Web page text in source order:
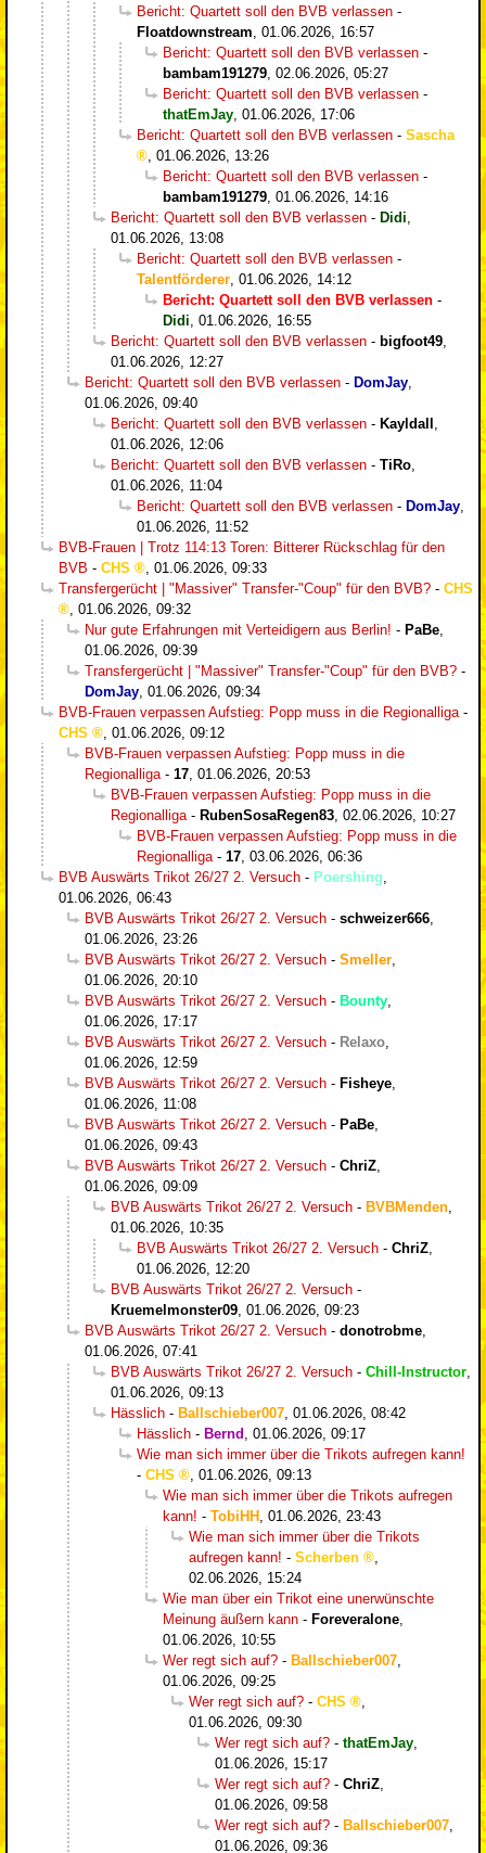
Bericht: Quartett soll den BVB verlassen -
Floatdownstream 01.06.2026, 16:57
Bericht: Quartett soll den BVB verlassen -
bambam191279 02.06.2026, 05:27
Bericht: Quartett soll den BVB verlassen -
thatEmJay 01.06.2026, 17:06
Bericht: Quartett soll den BVB verlassen - Sascha
01.06.2026, 13:26
Bericht: Quartett soll den BVB verlassen -
bambam191279 01.06.2026, 14:16
Bericht: Quartett soll den BVB verlassen - Didi
01.06.2026, 13:08
Bericht: Quartett soll den BVB verlassen -
Talentförderer 01.06.2026, 14:12
Bericht: Quartett soll den BVB verlassen -
Didi 01.06.2026, 16:55
Bericht: Quartett soll den BVB verlassen - bigfoot49
01.06.2026, 12:27
Bericht: Quartett soll den BVB verlassen - DomJay
01.06.2026, 09:40
Bericht: Quartett soll den BVB verlassen - Kayldall
01.06.2026, 12:06
Bericht: Quartett soll den BVB verlassen - TiRo
01.06.2026, 11:04
Bericht: Quartett soll den BVB verlassen - DomJay
01.06.2026, 11:52
BVB-Frauen | Trotz 114:13 Toren: Bitterer Rückschlag für den
BVB - CHS
01.06.2026, 09:33
Transfergerücht | "Massiver" Transfer-"Coup" für den BVB? - CHS
01.06.2026, 09:32
Nur gute Erfahrungen mit Verteidigern aus Berlin! - PaBe
01.06.2026, 09:39
Transfergerücht | "Massiver" Transfer-"Coup" für den BVB? -
DomJay 01.06.2026, 09:34
BVB-Frauen verpassen Aufstieg: Popp muss in die Regionalliga -
CHS
01.06.2026, 09:12
BVB-Frauen verpassen Aufstieg: Popp muss in die
Regionalliga - 17 01.06.2026, 20:53
BVB-Frauen verpassen Aufstieg: Popp muss in die
Regionalliga - RubenSosaRegen83 02.06.2026, 10:27
BVB-Frauen verpassen Aufstieg: Popp muss in die
Regionalliga - 17 03.06.2026, 06:36
BVB Auswärts Trikot 26/27 2. Versuch - Poershing
01.06.2026, 06:43
BVB Auswärts Trikot 26/27 2. Versuch - schweizer666
01.06.2026, 23:26
BVB Auswärts Trikot 26/27 2. Versuch - Smeller
01.06.2026, 20:10
BVB Auswärts Trikot 26/27 2. Versuch - Bounty
01.06.2026, 17:17
BVB Auswärts Trikot 26/27 2. Versuch - Relaxo
01.06.2026, 12:59
BVB Auswärts Trikot 26/27 2. Versuch - Fisheye
01.06.2026, 11:08
BVB Auswärts Trikot 26/27 2. Versuch - PaBe
01.06.2026, 09:43
BVB Auswärts Trikot 26/27 2. Versuch - ChriZ
01.06.2026, 09:09
BVB Auswärts Trikot 26/27 2. Versuch - BVBMenden
01.06.2026, 10:35
BVB Auswärts Trikot 26/27 2. Versuch - ChriZ
01.06.2026, 12:20
BVB Auswärts Trikot 26/27 2. Versuch -
Kruemelmonster09 01.06.2026, 09:23
BVB Auswärts Trikot 26/27 2. Versuch - donotrobme
01.06.2026, 07:41
BVB Auswärts Trikot 26/27 2. Versuch - Chill-Instructor
01.06.2026, 09:13
Hässlich - Ballschieber007 01.06.2026, 08:42
Hässlich - Bernd
01.06.2026, 09:17
Wie man sich immer über die Trikots aufregen kann!
- CHS
01.06.2026, 09:13
Wie man sich immer über die Trikots aufregen
kann! - TobiHH
01.06.2026, 23:43
Wie man sich immer über die Trikots
aufregen kann! - Scherben
02.06.2026, 15:24
Wie man über ein Trikot eine unerwünschte
Meinung äußern kann - Foreveralone
01.06.2026, 10:55
Wer regt sich auf? - Ballschieber007
01.06.2026, 09:25
Wer regt sich auf? - CHS
01.06.2026, 09:30
Wer regt sich auf? - thatEmJay
01.06.2026, 15:17
Wer regt sich auf? - ChriZ
01.06.2026, 09:58
Wer regt sich auf? - Ballschieber007
01.06.2026, 09:36